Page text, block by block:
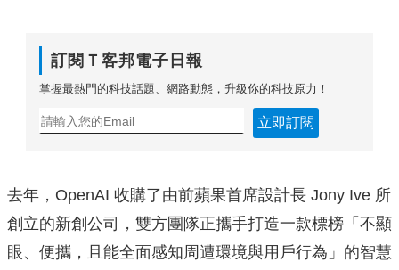
訂閱Ｔ客邦電子日報
掌握最熱門的科技話題、網路動態，升級你的科技原力！
立即訂閱
去年，OpenAI 收購了由前蘋果首席設計長 Jony Ive 所
創立的新創公司，雙方團隊正攜手打造一款標榜「不顯
眼、便攜，且能全面感知周遭環境與用戶行為」的智慧